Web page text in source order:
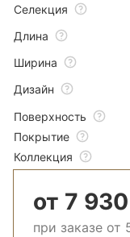
Селекция
Длина
Ширина
Дизайн
Поверхность
Покрытие
Коллекция
от 7
при заказе от